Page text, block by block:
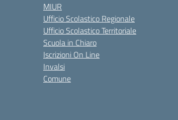
MIUR
Ufficio Scolastico Regionale
Ufficio Scolastico Territoriale
Scuola in Chiaro
Iscrizioni On Line
Invalsi
Comune